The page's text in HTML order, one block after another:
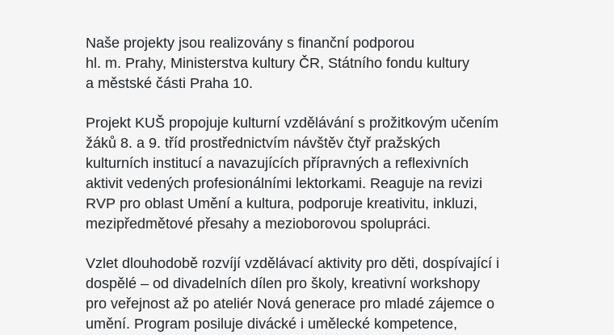
Naše projekty jsou realizovány s finanční podporou
hl. m. Prahy, Ministerstva kultury ČR, Státního fondu kultury
a městské části Praha 10.
Projekt KUŠ propojuje kulturní vzdělávání s prožitkovým učením
žáků 8. a 9. tříd prostřednictvím návštěv čtyř pražských
kulturních institucí a navazujících přípravných a reflexivních
aktivit vedených profesionálními lektorkami. Reaguje na revizi
RVP pro oblast Umění a kultura, podporuje kreativitu, inkluzi,
mezipředmětové přesahy a mezioborovou spolupráci.
Vzlet dlouhodobě rozvíjí vzdělávací aktivity pro děti, dospívající i
dospělé – od divadelních dílen pro školy, kreativní workshopy
pro veřejnost až po ateliér Nová generace pro mladé zájemce o
umění. Program posiluje divácké i umělecké kompetence,